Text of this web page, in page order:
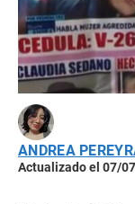
ANDREA
Actualizado el 07/